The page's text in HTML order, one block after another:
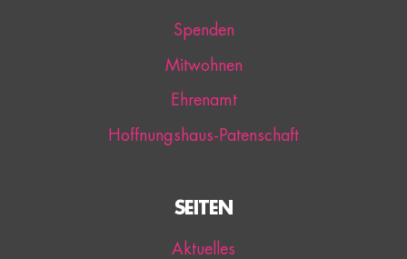
Spenden
Mitwohnen
Ehrenamt
Hoffnungshaus-Patenschaft
SEITEN
Aktuelles